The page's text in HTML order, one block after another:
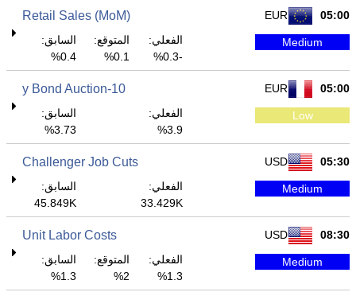
05:00
EUR
Retail Sales (MoM)
Medium
الفعلي:
-0.3%
المتوقع:
0.1%
السابق:
0.4%
05:00
EUR
10-y Bond Auction
Low
الفعلي:
3.9%
السابق:
3.73%
05:30
USD
Challenger Job Cuts
Medium
الفعلي:
33.429K
السابق:
45.849K
08:30
USD
Unit Labor Costs
Medium
الفعلي:
1.3%
المتوقع:
2%
السابق:
1.3%